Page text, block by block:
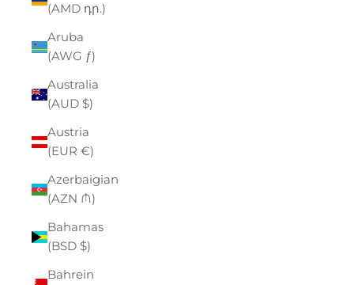
(AMD դր.)
Aruba
(AWG ƒ)
Australia
(AUD $)
Austria
(EUR €)
Azerbaigian
(AZN ₼)
Bahamas
(BSD $)
Bahrein